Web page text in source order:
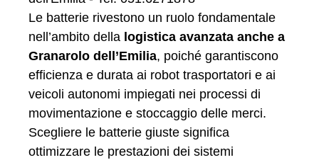
Le batterie rivestono un ruolo fondamentale
nell’ambito della logistica avanzata anche a
Granarolo dell’Emilia, poiché garantiscono
efficienza e durata ai robot trasportatori e ai
veicoli autonomi impiegati nei processi di
movimentazione e stoccaggio delle merci.
Scegliere le batterie giuste significa
ottimizzare le prestazioni dei sistemi